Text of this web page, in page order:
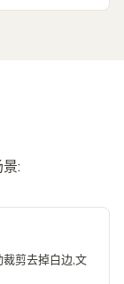
:
剪去掉白边,文